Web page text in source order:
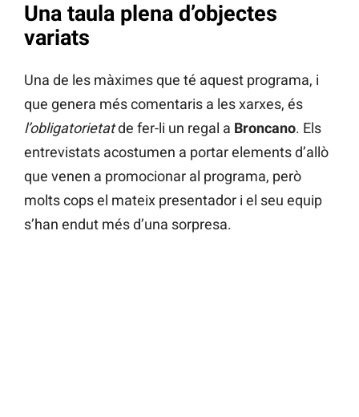
Una taula plena d’objectes
variats
Una de les màximes que té aquest programa, i
que genera més comentaris a les xarxes, és
l’obligatorietatde fer-li un regal a Broncano. Els
entrevistats acostumen a portar elements d’allò
que venen a promocionar al programa, però
molts cops el mateix presentador i el seu equip
s’han endut més d’una sorpresa.